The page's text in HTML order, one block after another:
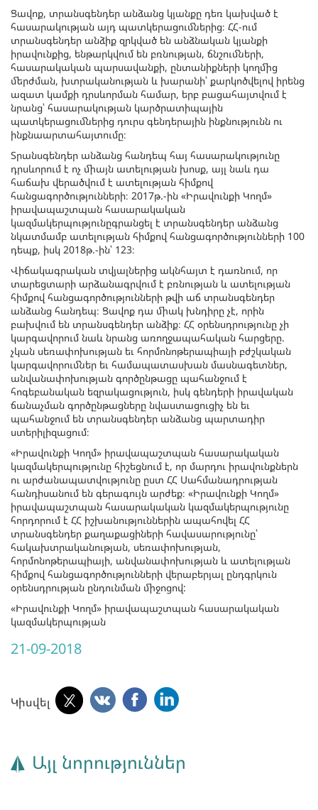
Ցավոք, տրանսգենդեր անձանց կյանքը դեռ կախված է
հասարակության այդ պատկերացումներից։ ՀՀ-ում
տրանսգենդեր անձիք զրկված են անձնական կյանքի
իրավունքից, ենթարկվում են բռնության, ճնշումների,
հասարակական պարսավանքի, ընտանիքների կողմից
մերժման, խտրականության և խարանի՝ քարկոծվելով իրենց
ազատ կամքի դրսևորման համար, երբ բացահայտվում է
նրանց՝ հասարակության կարծրատիպային
պատկերացումներից դուրս գենդերային ինքնությունն ու
ինքնաարտահայտումը։
Տրանսգենդեր անձանց հանդեպ հայ հասարակությունը
դրսևորում է ոչ միայն ատելության խոսք, այլ նաև դա
հաճախ վերածվում է ատելության հիմքով
հանցագործությունների։ 2017թ.-ին «Իրավունքի Կողմ»
իրավապաշտպան հասարակական
կազմակերպությունըգրանցել է տրանսգենդեր անձանց
նկատմամբ ատելության հիմքով հանցագործությունների 100
դեպք, իսկ 2018թ.-ին՝ 123։
Վիճակագրական տվյալներից ակնհայտ է դառնում, որ
տարեցտարի արձանագրվում է բռնության և ատելության
հիմքով հանցագործությունների թվի աճ տրանսգենդեր
անձանց հանդեպ։ Ցավոք դա միակ խնդիրը չէ, որին
բախվում են տրանսգենդեր անձիք։ ՀՀ օրենսդրությունը չի
կարգավորում նաև նրանց առողջապահական հարցերը.
չկան սեռափոխության եւ հորմոնոթերապիայի բժշկական
կարգավորումներ եւ համապատասխան մասնագետներ,
անվանափոխության գործընթացը պահանջում է
հոգեբանական եզրակացություն, իսկ գենդերի իրավական
ճանաչման գործընթացները նվաստացուցիչ են եւ
պահանջում են տրանսգենդեր անձանց պարտադիր
ստերիլիզացում։
«Իրավունքի Կողմ» իրավապաշտպան հասարակական
կազմակերպությունը հիշեցնում է, որ մարդու իրավունքներն
ու արժանապատվությունը ըստ ՀՀ Սահմանադրության
հանդիսանում են գերագույն արժեք։ «Իրավունքի Կողմ»
իրավապաշտպան հասարակական կազմակերպությունը
հորդորում է ՀՀ իշխանություններին ապահովել ՀՀ
տրանսգենդեր քաղաքացիների հավասարությունը՝
հակախտրականության, սեռափոխության,
հորմոնոթերապիայի, անվանափոխության և ատելության
հիմքով հանցագործությունների վերաբերյալ ընդգրկուն
օրենսդրության ընդունման միջոցով:
«Իրավունքի Կողմ» իրավապաշտպան հասարակական
կազմակերպության
21-09-2018
Կիսվել
Այլ նորություններ